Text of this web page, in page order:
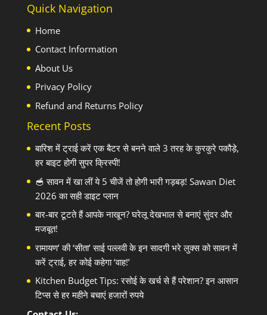
Quick Navigation
Home
Contact Information
About Us
Privacy Policy
Refund and Returns Policy
Recent Posts
बारिश में ट्राई करें एक बैटर से बनने वाले 3 तरह के कुरकुरे पकौड़े,
हर बाइट होगी सुपर क्रिस्पी!
🥣 सावन में खा लीं ये 5 चीजें तो होगी भारी गड़बड़! Sawan Diet
2026 का सही डाइट प्लान
बार-बार टूटते हैं आपके नाखून? घरेलू देखभाल से बनाएं सुंदर और
मजबूत!
रामायण’ की ‘सीता’ साई पल्लवी के इन सादगी भरे लुक्स को सावन में
करें ट्राई, हर कोई कहेगा ‘वाह!’
Kitchen Budget Tips: रसोई के खर्च से हैं परेशान? इन आसान
टिप्स से हर महीने बचाएं हजारों रुपये